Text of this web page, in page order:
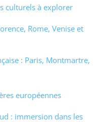
culturels à explorer
Rome, Venise et
: Paris, Montmartre,
européennes
: immersion dans les